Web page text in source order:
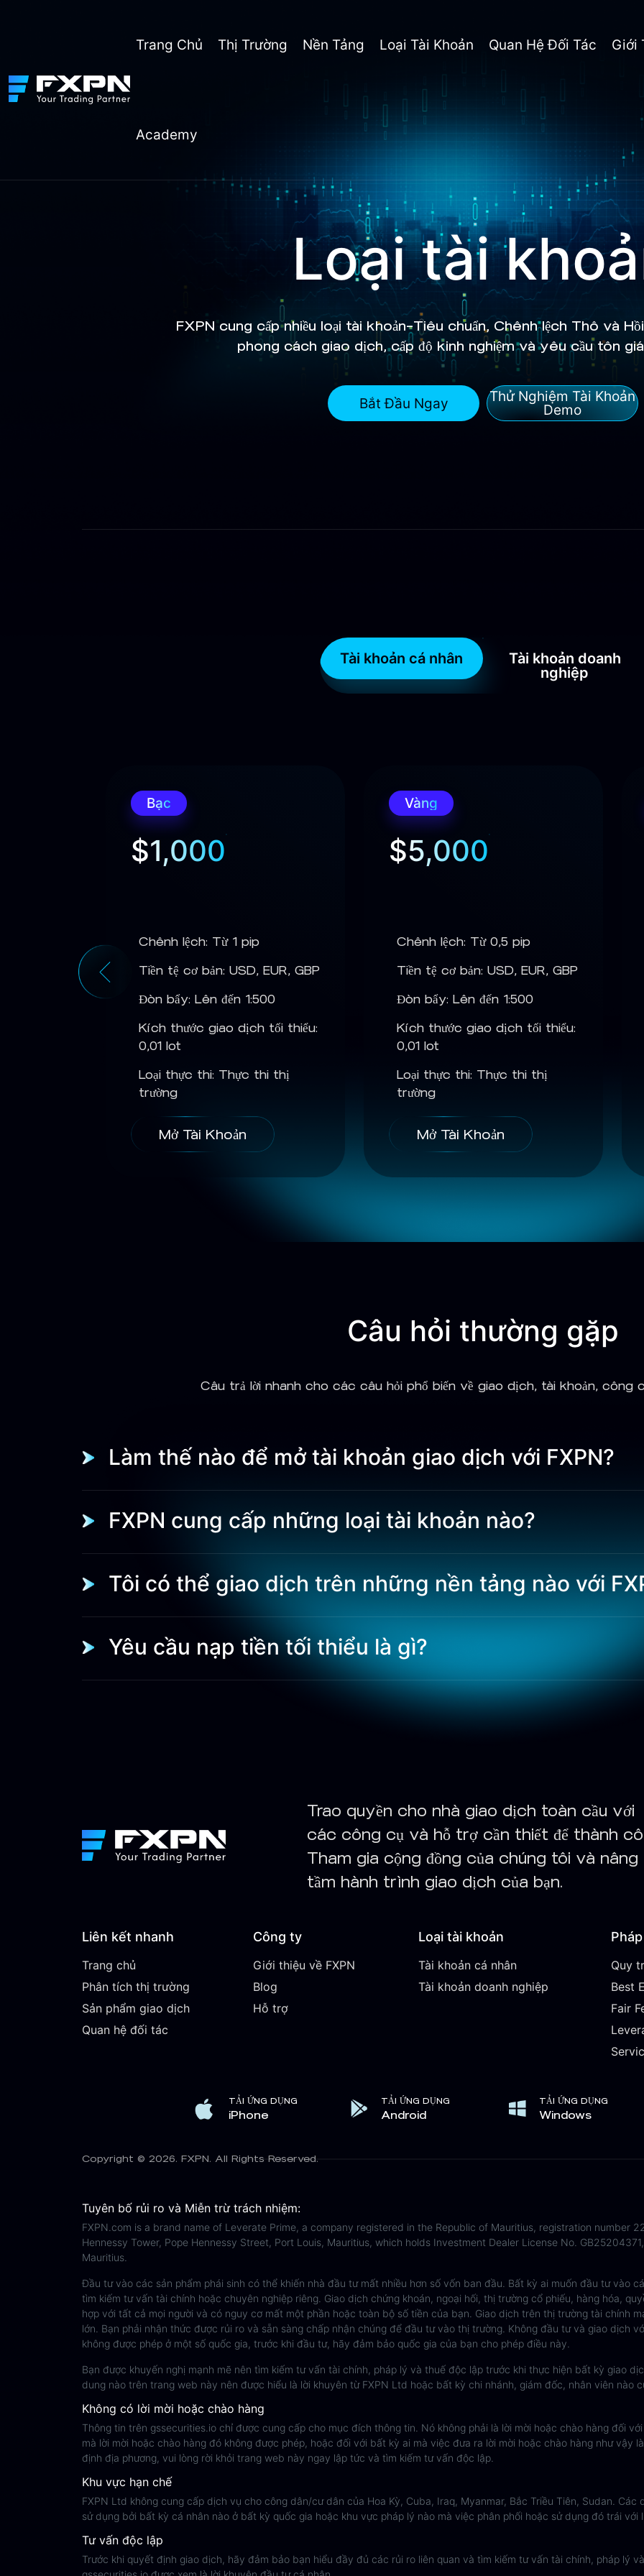
Trang Chủ Thị Trường Nền Tảng Loại Tài Khoản Quan Hệ Đối Tác Giới
Academy
Loại tài
FXPN cung cấp nhiều loại tài khoản—Tiêu chuẩn, Chênh lệch Thô và
phong cách giao dịch, cấp độ kinh nghiệm và yêu cầu tôn
Bắt Đầu Ngay
Thử Nghiệm Tài Khoản
Demo
Tài khoản cá nhân
Tài khoản doanh
nghiệp
Bạc
$1,000
Chênh lệch: Từ 1 pip
Tiền tệ cơ bản: USD, EUR, GBP
Đòn bẩy: Lên đến 1:500
Kích thước giao dịch tối thiểu:
0,01 lot
Loại thực thi: Thực thi thị
trường
Mở Tài Khoản
Vàng
$5,000
Chênh lệch: Từ 0,5 pip
Tiền tệ cơ bản: USD, EUR, GBP
Đòn bẩy: Lên đến 1:500
Kích thước giao dịch tối thiểu:
0,01 lot
Loại thực thi: Thực thi thị
trường
Mở Tài Khoản
Câu hỏi thường gặp
Câu trả lời nhanh cho các câu hỏi phổ biến về giao dịch, tài khoản, công
Làm thế nào để mở tài khoản giao dịch với FXPN?
FXPN cung cấp những loại tài khoản nào?
Tôi có thể giao dịch trên những nền tảng nào với
Yêu cầu nạp tiền tối thiểu là gì?
Trao quyền cho nhà giao dịch toàn cầu với
các công cụ và hỗ trợ cần thiết để thành
Tham gia cộng đồng của chúng tôi và nâng
tầm hành trình giao dịch của bạn.
Liên kết nhanh
Trang chủ
Phân tích thị trường
Sản phẩm giao dịch
Quan hệ đối tác
Công ty
Giới thiệu về FXPN
Blog
Hỗ trợ
Loại tài khoản
Tài khoản cá nhân
Tài khoản doanh nghiệp
Quy
Best
Fair
TẢI ỨNG DỤNG
iPhone
TẢI ỨNG DỤNG
Android
TẢI ỨNG DỤNG
Windows
Copyright © 2026. FXPN. All Rights Reserved.
Tuyên bố rủi ro và Miễn trừ trách nhiệm:
FXPN.com is a brand name of Leverate Prime, a company registered in the Republic of Mauritius, registration number
Hennessy Tower, Pope Hennessy Street, Port Louis, Mauritius, which holds Investment Dealer License No.
Mauritius.
Đầu tư vào các sản phẩm phái sinh có thể khiến nhà đầu tư mất nhiều hơn số vốn ban đầu. Bất kỳ ai muốn đầu tư vào
tìm kiếm tư vấn tài chính hoặc chuyên nghiệp riêng. Giao dịch chứng khoán, ngoại hối, thị trường cổ phiếu, hàng hóa,
hợp với tất cả mọi người và có nguy cơ mất một phần hoặc toàn bộ số tiền của bạn. Giao dịch trên thị trường tài chính
lớn. Bạn phải nhận thức được rủi ro và sẵn sàng chấp nhận chúng để đầu tư vào thị trường. Không đầu tư và giao dịch
không được phép ở một số quốc gia, trước khi đầu tư, hãy đảm bảo quốc gia của bạn cho phép điều này.
Bạn được khuyến nghị mạnh mẽ nên tìm kiếm tư vấn tài chính, pháp lý và thuế độc lập trước khi thực hiện bất kỳ giao
dung nào trên trang web này nên được hiểu là lời khuyên từ FXPN Ltd hoặc bất kỳ chi nhánh, giám đốc, nhân viên nào
Không có lời mời hoặc chào hàng
Thông tin trên gssecurities.io chỉ được cung cấp cho mục đích thông tin. Nó không phải là lời mời hoặc chào hàng đối
mà lời mời hoặc chào hàng đó không được phép, hoặc đối với bất kỳ ai mà việc đưa ra lời mời hoặc chào hàng như vậy
định địa phương, vui lòng rời khỏi trang web này ngay lập tức và tìm kiếm tư vấn độc lập.
Khu vực hạn chế
FXPN Ltd không cung cấp dịch vụ cho công dân/cư dân của Hoa Kỳ, Cuba, Iraq, Myanmar, Bắc Triều Tiên, Sudan.
sử dụng bởi bất kỳ cá nhân nào ở bất kỳ quốc gia hoặc khu vực pháp lý nào mà việc phân phối hoặc sử dụng đó trái với
Tư vấn độc lập
Trước khi quyết định giao dịch, hãy đảm bảo bạn hiểu đầy đủ các rủi ro liên quan và tìm kiếm tư vấn tài chính, pháp lý